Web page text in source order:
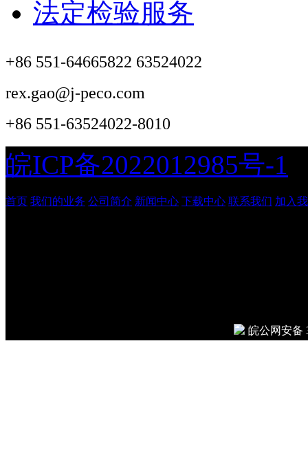
法定检验服务
+86 551-64665822 63524022
rex.gao@j-peco.com
+86 551-63524022-8010
皖ICP备2022012985号-1
首页 我们的业务 公司简介 新闻中心 下载中心 联系我们 加入
皖公网安备